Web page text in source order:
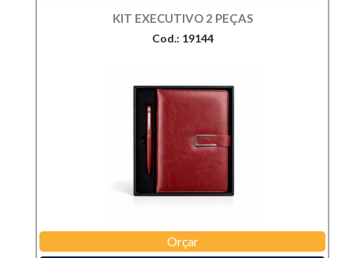
KIT EXECUTIVO 2 PEÇAS
Cod.: 19144
Orçar